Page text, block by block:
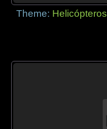
Theme: Helicópteros